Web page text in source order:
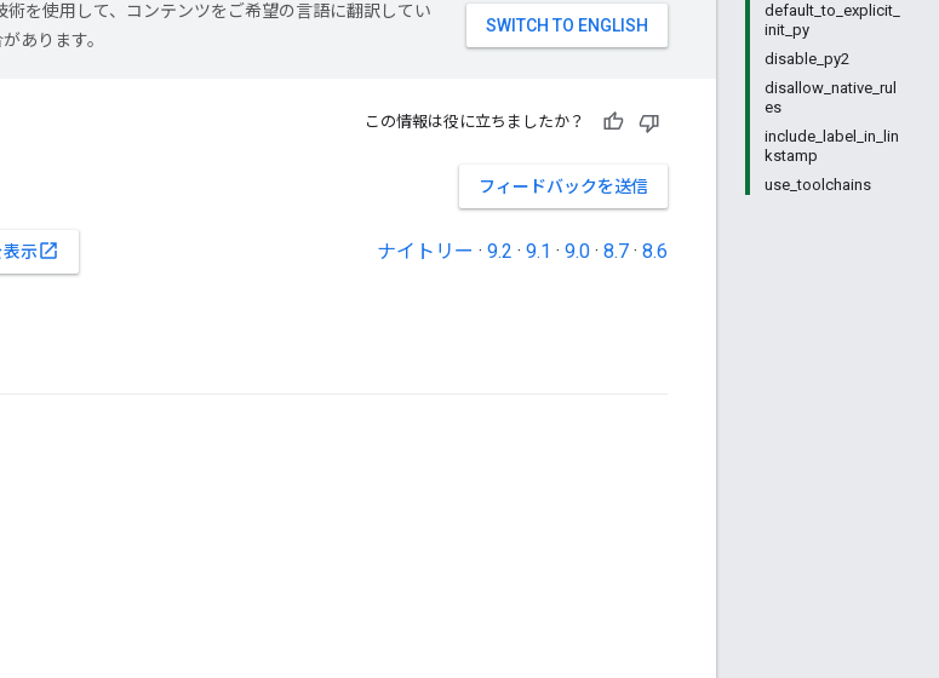
default_to_explicit_
init_py
disable_py2
disallow_native_rul
es
include_label_in_lin
kstamp
use_toolchains
術を使用して、コンテンツをご希望の言語に翻訳してい
あります。
この情報は役に立ちましたか？
フィードバックを送信
表示open_in_new ナイトリー · 9.2 · 9.1 · 9.0 · 8.7 · 8.6